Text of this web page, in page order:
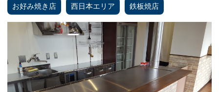
お好み焼き店 西日本エリア 鉄板焼店